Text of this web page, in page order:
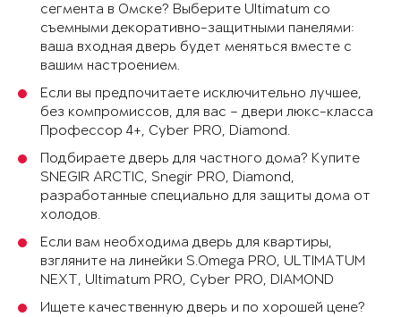
сегмента в Омске? Выберите Ultimatum со
съемными декоративно-защитными панелями:
ваша входная дверь будет меняться вместе с
вашим настроением.
Если вы предпочитаете исключительно лучшее,
без компромиссов, для вас – двери люкс-класса
Профессор 4+, Cyber PRO, Diamond.
Подбираете дверь для частного дома? Купите
SNEGIR ARCTIC, Snegir PRO, Diamond,
разработанные специально для защиты дома от
холодов.
Если вам необходима дверь для квартиры,
взгляните на линейки S.Omega PRO, ULTIMATUM
NEXT, Ultimatum PRO, Cyber PRO, DIAMOND
Ищете качественную дверь и по хорошей цене?